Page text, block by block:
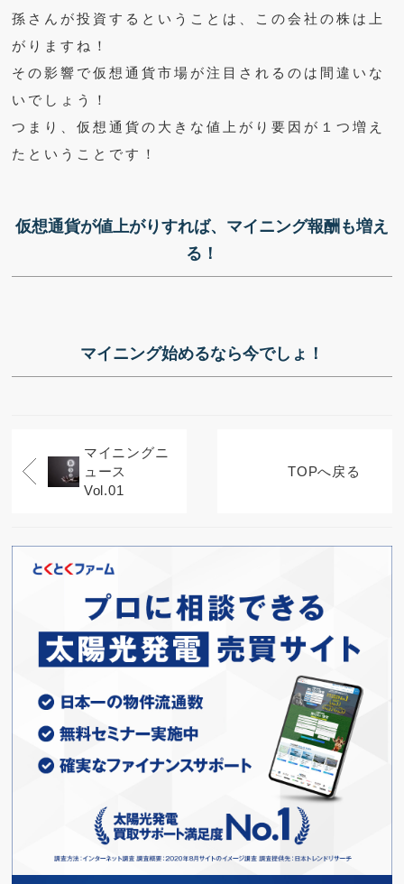
孫さんが投資するということは、この会社の株は上
がりますね！
その影響で仮想通貨市場が注目されるのは間違いな
いでしょう！
つまり、仮想通貨の大きな値上がり要因が１つ増え
たということです！
仮想通貨が値上がりすれば、マイニング報酬も増え
る！
マイニング始めるなら今でしょ！
マイニングニ
ュース
Vol.01
TOPへ戻る